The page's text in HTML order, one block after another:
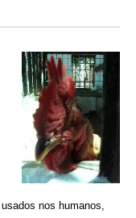
nos humanos,